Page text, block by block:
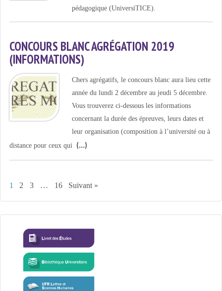
pédagogique (UniversiTICE).
CONCOURS BLANC AGRÉGATION 2019
(INFORMATIONS)
Chers agrégatifs, le concours blanc aura lieu cette
année du lundi 2 décembre au jeudi 5 décembre.
Vous trouverez ci-dessous les informations
concernant la durée des épreuves, leurs dates et
leur organisation (composition à l’université ou à
distance pour ceux qui
1 2 3 … 16 Suivant »